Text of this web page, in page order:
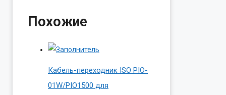
Похожие
Кабель-переходник ISO PIO-
01W/PIO1500 для